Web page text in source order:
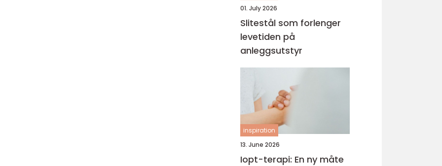
01. July 2026
Slitestål som forlenger
levetiden på
anleggsutstyr
inspiration
13. June 2026
Iopt-terapi: En ny måte